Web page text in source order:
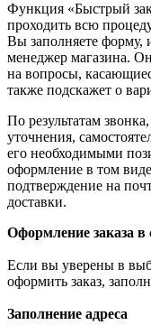
Функция «Быстрый
проходить всю
Вы заполняете форму,
менеджер магазина. Он
на вопросы,
также подскажет о
По результатам
уточнения,
его необходимыми
оформление в том
подтверждение на
доставки.
Оформление заказа
Если вы уверены в
оформить заказ,
Заполнение адреса